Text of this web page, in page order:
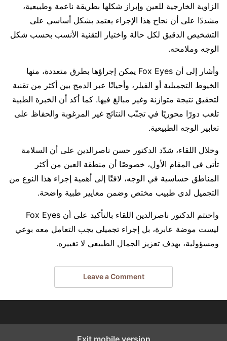
الزاوية الخارجية للعين وإبراز شكلها بطريقة ناعمة وطبيعية،
مشددًا على أن نجاح هذا الإجراء يعتمد بشكل أساسي على
التشخيص الدقيق لكل حالة واختيار التقنية الأنسب بحسب شكل
الوجه وملامحه.
وأشار إلى أن Fox Eyes يمكن إجراؤها بطرق متعددة، منها
الخيوط التجميلية أو الفيلر، وأحيانًا عبر الدمج بين أكثر من تقنية
لتحقيق نتيجة متوازنة وغير مبالغ فيها. كما أكد أن الخبرة الطبية
تلعب دورًا محوريًا في تجنّب النتائج غير المرغوبة والحفاظ على
تعابير الوجه الطبيعية.
وخلال اللقاء، شدّد الدكتور حسن ناصرالدين على أن السلامة
تأتي في المقام الأول، خصوصًا أن منطقة العين من أكثر
المناطق حساسية في الوجه، لافتًا إلى أهمية إجراء هذا النوع من
التجميل لدى طبيب مختص وضمن معايير طبية واضحة.
واختتم الدكتور ناصرالدين اللقاء بالتأكيد على أن Fox Eyes
ليست موضة عابرة، بل إجراء تجميلي يجب التعامل معه بوعي
ومسؤولية، بهدف تعزيز الجمال الطبيعي لا تغييره.
Leave a Comment